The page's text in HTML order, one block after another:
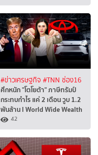
#ข่าวเศรษฐกิจ #TNN ช่อง16
ศึกหนัก "โตโยต้า" ภาษีทรัมป์
กระทบกำไร แค่ 2 เดือน วูบ 1.2
พันล้าน l World Wide Wealth
42